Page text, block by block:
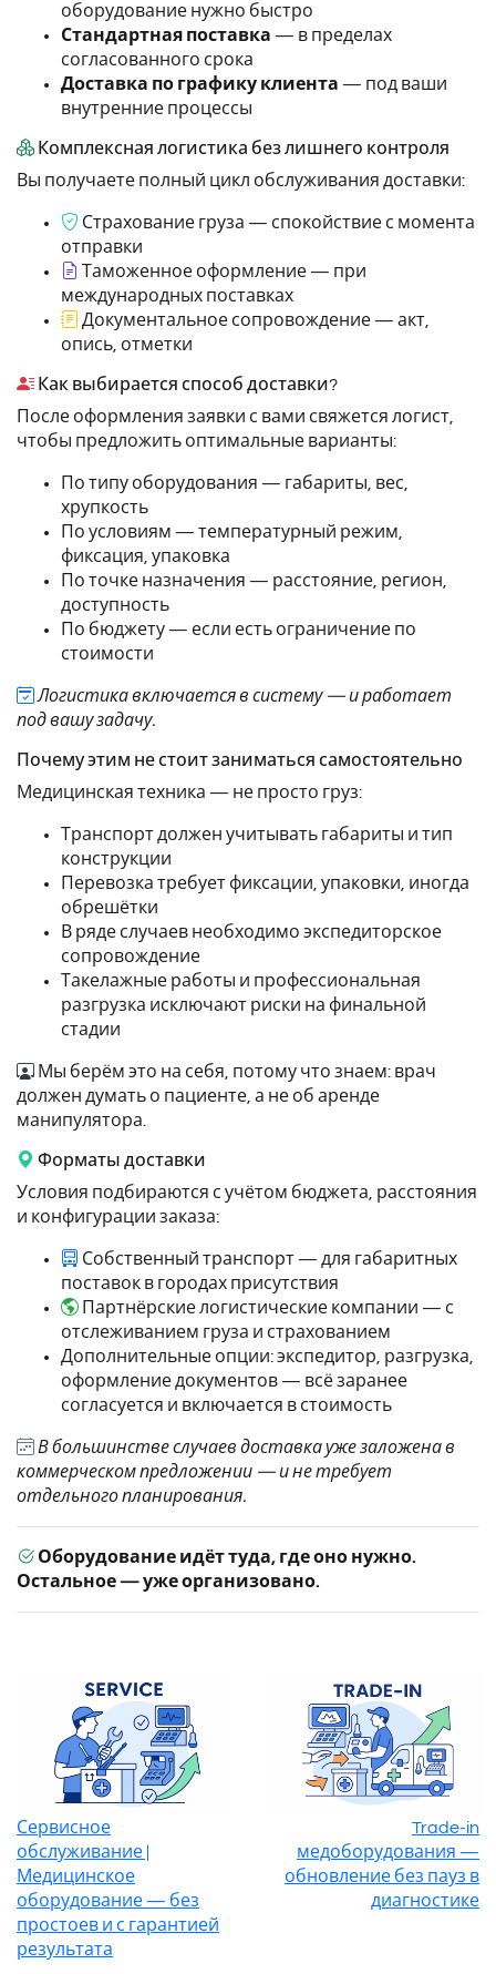
оборудование нужно быстро
Стандартная поставка — в пределах
согласованного срока
Доставка по графику клиента — под ваши
внутренние процессы
Комплексная логистика без лишнего контроля
Вы получаете полный цикл обслуживания доставки:
Страхование груза — спокойствие с момента
отправки
Таможенное оформление — при
международных поставках
Документальное сопровождение — акт,
опись, отметки
Как выбирается способ доставки?
После оформления заявки с вами свяжется логист,
чтобы предложить оптимальные варианты:
По типу оборудования — габариты, вес,
хрупкость
По условиям — температурный режим,
фиксация, упаковка
По точке назначения — расстояние, регион,
доступность
По бюджету — если есть ограничение по
стоимости
Логистика включается в систему — и работает
под вашу задачу.
Почему этим не стоит заниматься самостоятельно
Медицинская техника — не просто груз:
Транспорт должен учитывать габариты и тип
конструкции
Перевозка требует фиксации, упаковки, иногда
обрешётки
В ряде случаев необходимо экспедиторское
сопровождение
Такелажные работы и профессиональная
разгрузка исключают риски на финальной
стадии
Мы берём это на себя, потому что знаем: врач
должен думать о пациенте, а не об аренде
манипулятора.
Форматы доставки
Условия подбираются с учётом бюджета, расстояния
и конфигурации заказа:
Собственный транспорт — для габаритных
поставок в городах присутствия
Партнёрские логистические компании — с
отслеживанием груза и страхованием
Дополнительные опции: экспедитор, разгрузка,
оформление документов — всё заранее
согласуется и включается в стоимость
В большинстве случаев доставка уже заложена в
коммерческом предложении — и не требует
отдельного планирования.
Оборудование идёт туда, где оно нужно.
Остальное — уже организовано.
Сервисное
обслуживание |
Медицинское
оборудование — без
простоев и с гарантией
результата
Trade-in
медоборудования —
обновление без пауз в
диагностике